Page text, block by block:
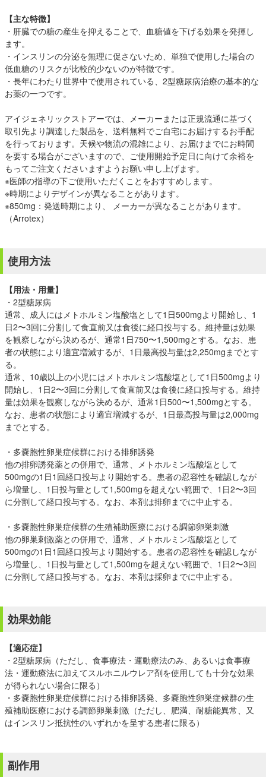
【主な特徴】
・肝臓での糖の産生を抑えることで、血糖値を下げる効果を発揮し
ます。
・インスリンの分泌を無理に促さないため、単独で使用した場合の
低血糖のリスクが比較的少ないのが特徴です。
・長年にわたり世界中で使用されている、2型糖尿病治療の基本的な
お薬の一つです。
アイジェネリックストアーでは、メーカーまたは正規流通に基づく
取引先より調達した製品を、送料無料でご自宅にお届けするお手配
を行っております。天候や物流の混雑により、お届けまでにお時間
を要する場合がございますので、ご使用開始予定日に向けて余裕を
もってご注文くださいますようお願い申し上げます。
※医師の指導の下ご使用いただくことをおすすめします。
※時期によりデザインが異なることがあります。
※850mg：発送時期により、 メーカーが異なることがあります。
（Arrotex）
使用方法
【用法・用量】
・2型糖尿病
通常、成人にはメトホルミン塩酸塩として1日500mgより開始し、1
日2〜3回に分割して食直前又は食後に経口投与する。維持量は効果
を観察しながら決めるが、通常1日750〜1,500mgとする。なお、患
者の状態により適宜増減するが、1日最高投与量は2,250mgまでとす
る。
通常、10歳以上の小児にはメトホルミン塩酸塩として1日500mgより
開始し、1日2〜3回に分割して食直前又は食後に経口投与する。維持
量は効果を観察しながら決めるが、通常1日500〜1,500mgとする。
なお、患者の状態により適宜増減するが、1日最高投与量は2,000mg
までとする。
・多嚢胞性卵巣症候群における排卵誘発
他の排卵誘発薬との併用で、通常、メトホルミン塩酸塩として
500mgの1日1回経口投与より開始する。患者の忍容性を確認しなが
ら増量し、1日投与量として1,500mgを超えない範囲で、1日2〜3回
に分割して経口投与する。なお、本剤は排卵までに中止する。
・多嚢胞性卵巣症候群の生殖補助医療における調節卵巣刺激
他の卵巣刺激薬との併用で、通常、メトホルミン塩酸塩として
500mgの1日1回経口投与より開始する。患者の忍容性を確認しなが
ら増量し、1日投与量として1,500mgを超えない範囲で、1日2〜3回
に分割して経口投与する。なお、本剤は採卵までに中止する。
効果効能
【適応症】
・2型糖尿病（ただし、食事療法・運動療法のみ、あるいは食事療
法・運動療法に加えてスルホニルウレア剤を使用しても十分な効果
が得られない場合に限る）
・多嚢胞性卵巣症候群における排卵誘発、多嚢胞性卵巣症候群の生
殖補助医療における調節卵巣刺激（ただし、肥満、耐糖能異常、又
はインスリン抵抗性のいずれかを呈する患者に限る）
副作用